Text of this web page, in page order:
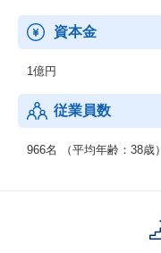
資本金
1億円
従業員数
966名 （平均年齢：38歳）